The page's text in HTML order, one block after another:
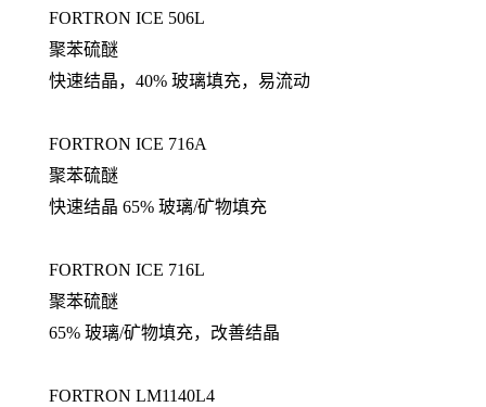
FORTRON ICE 506L
聚苯硫醚
快速结晶，40% 玻璃填充，易流动
FORTRON ICE 716A
聚苯硫醚
快速结晶 65% 玻璃/矿物填充
FORTRON ICE 716L
聚苯硫醚
65% 玻璃/矿物填充，改善结晶
FORTRON LM1140L4